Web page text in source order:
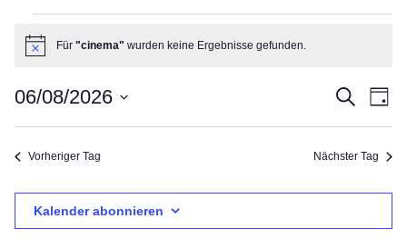
Veranstaltungen
für
6
August
HinweisFür "cinema" wurden keine Ergebnisse gefunden.
und
Suche
Tag
06/08/2026
Vorheriger Tag Nächster Tag
Kalender abonnieren